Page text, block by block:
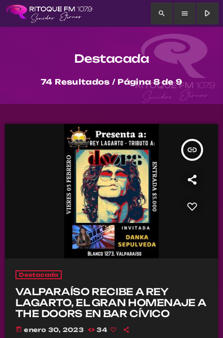
search menu play_arrow
Destacada
74 Resultados / Página 8 de 9
insert_link
Destacada
VALPARAÍSO RECIBE A REY
LAGARTO, EL GRAN HOMENAJE A
THE DOORS EN BAR CÍVICO
today enero 30, 2023 34